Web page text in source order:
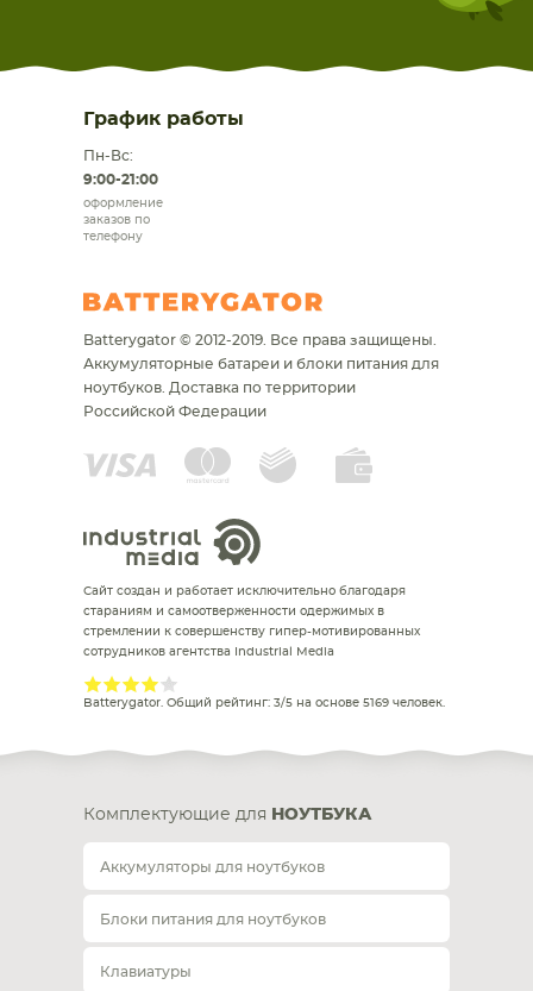
График работы
Пн-Вс:
9:00-21:00
оформление
заказов по
телефону
Batterygator © 2012-2019. Все права защищены.
Аккумуляторные батареи и блоки питания для
ноутбуков. Доставка по территории
Российской Федерации
Сайт создан и работает исключительно благодаря
стараниям и самоотверженности одержимых в
стремлении к совершенству гипер-мотивированных
сотрудников агентства Industrial Media
Batterygator. Общий рейтинг: 3/5 на основе 5169 человек.
Комплектующие для НОУТБУКА
Аккумуляторы для ноутбуков
Блоки питания для ноутбуков
Клавиатуры